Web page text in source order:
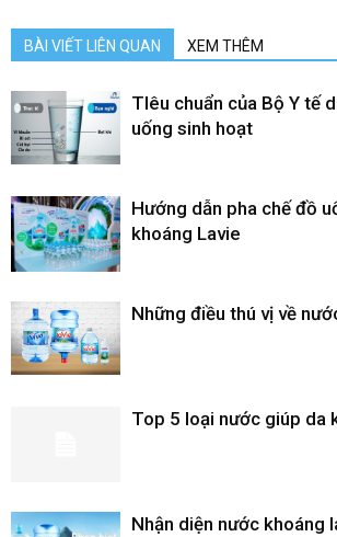
BÀI VIẾT LIÊN QUAN XEM THÊM
TIêu chuẩn của Bộ Y tế
uống sinh hoạt
Hướng dẫn pha chế đồ
khoáng Lavie
Những điều thú vị về
Top 5 loại nước giúp da
Nhận diện nước khoáng